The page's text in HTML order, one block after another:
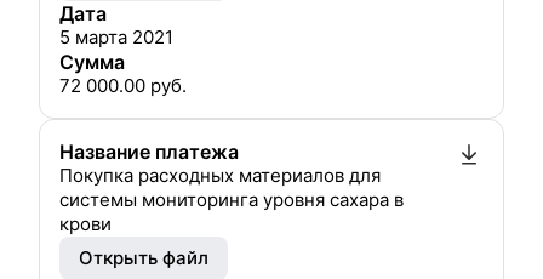
Дата
5 марта 2021
Сумма
72 000.00 руб.
Название платежа
Покупка расходных материалов для
системы мониторинга уровня сахара в
крови
Открыть файл